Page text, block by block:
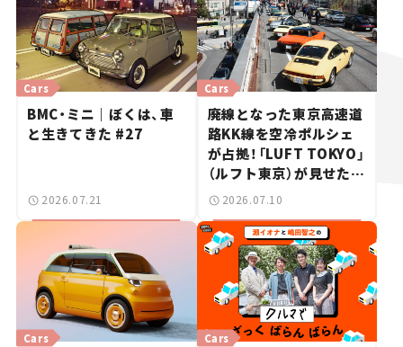
Cars
BMC・ミニ｜ぼくは、車
と生きてきた #27
2026.07.21
Cars
廃線となった東京高速道
路KK線を空冷ポルシェ
が占拠！「LUFT TOKYO」
（ルフト東京）が見せた奇
跡の一日——ハッサンの
信 #2
2026.07.10
Cars Cars